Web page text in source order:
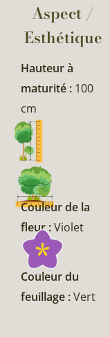
Aspect /
Esthétique
Hauteur à
maturité : 100
cm
Couleur de la
fleur :Violet
Couleur du
feuillage :Vert